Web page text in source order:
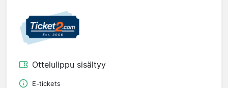
Ottelulippu sisältyy
E-tickets